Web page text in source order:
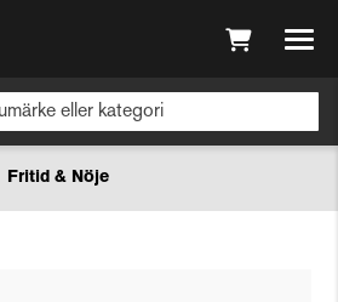
Fritid & Nöje